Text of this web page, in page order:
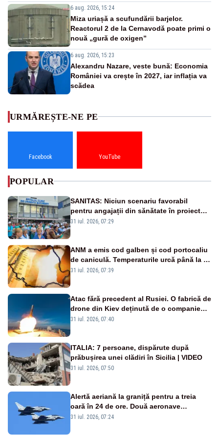
6 aug. 2026, 15:24
Miza uriașă a scufundării barjelor.
Reactorul 2 de la Cernavodă poate primi o
nouă „gură de oxigen”
6 aug. 2026, 15:23
Alexandru Nazare, veste bună: Economia
României va crește în 2027, iar inflația va
scădea
URMĂREȘTE-NE PE
Facebook YouTube
POPULAR
SANITAS: Niciun scenariu favorabil
pentru angajații din sănătate în proiectul
Legii salarizării
31 iul. 2026, 07:29
ANM a emis cod galben și cod portocaliu
de caniculă. Temperaturile urcă până la 38
de grade, iar nopțile devin tropicale
31 iul. 2026, 07:39
Atac fără precedent al Rusiei. O fabrică de
drone din Kiev deținută de o companie
americană, distrusă de o rachetă
31 iul. 2026, 07:40
ITALIA: 7 persoane, dispărute după
prăbușirea unei clădiri în Sicilia | VIDEO
31 iul. 2026, 07:50
Alertă aeriană la graniță pentru a treia
oară în 24 de ore. Două aeronave
Eurofighter britanice au fost ridicate de la
31 iul. 2026, 07:24